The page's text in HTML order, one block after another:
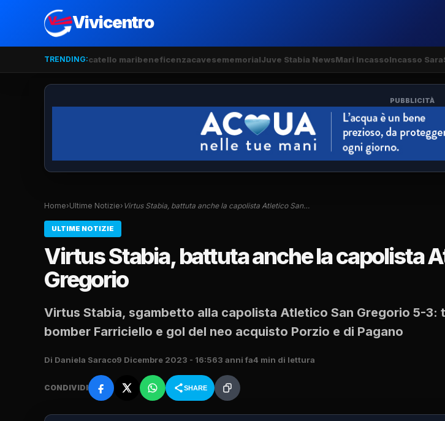
Vivicentro
TRENDING:catello maribeneficenzacavesememorialJuve Stabia NewsMari IncassoIncasso Sara
PUBBLICITÀ
Home›Ultime Notizie› Virtus Stabia, battuta anche la capolista Atletico San…
ULTIME NOTIZIE
Virtus Stabia, battuta anche la capolista
Gregorio
Virtus Stabia, sgambetto alla capolista Atletico San Gregorio 5-3:
bomber Farriciello e gol del neo acquisto Porzio e di Pagano
Di Daniela Saraco9 Dicembre 2023 - 16:563 anni fa4 min di lettura
CONDIVIDI SHARE